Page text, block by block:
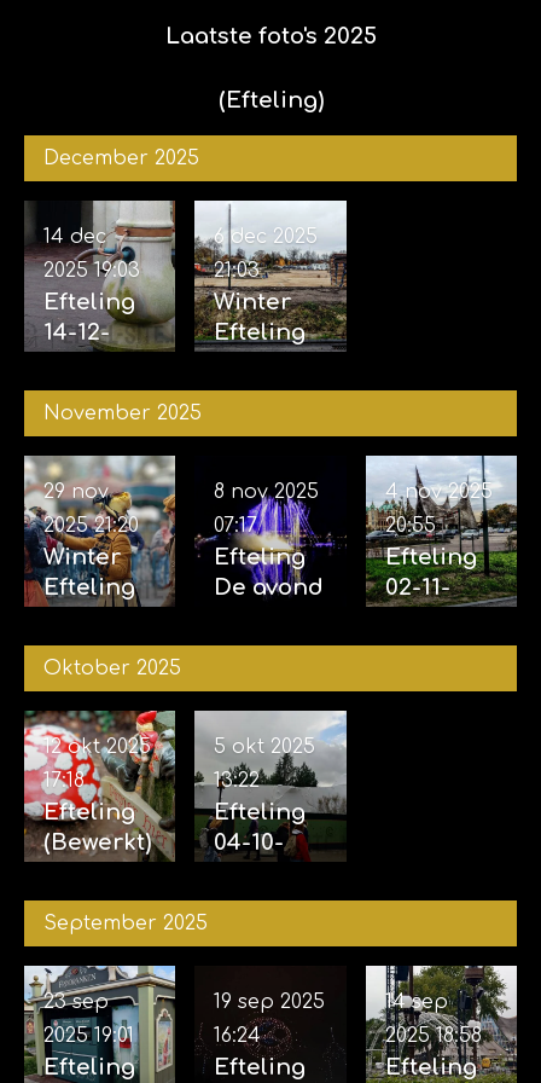
Laatste foto's 2025
(Efteling)
December 2025
Efteling
14-12-
14 dec
2025 19:03
Winter
Efteling
2025
6 dec 2025
21:03
November 2025
Winter
Efteling
2025
29 nov
2025 21:20
Efteling
De avond
vijf
07-11-2025
8 nov 2025
07:17
Efteling
02-11-
04-11-
4 nov 2025
20:55
Oktober 2025
Efteling
(Bewerkt)
2025
12 okt 2025
17:18
Efteling
04-10-
5 okt 2025
13:22
September 2025
Efteling
23 sep
2025 19:01
Efteling
19 sep 2025
16:24
Efteling
14 sep
2025 18:58